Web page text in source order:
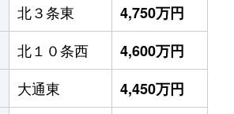
北３条東
4,750万円
北１０条西
4,600万円
大通東
4,450万円